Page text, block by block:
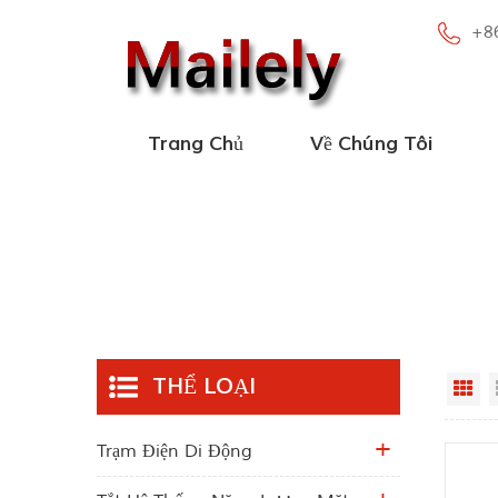
Trang Chủ Về Chúng Tôi
THỂ LOẠI
Trạm Điện Di Động